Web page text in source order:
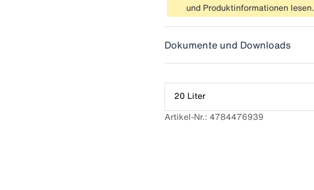
und Produktinformationen lesen.
Dokumente und Downloads
20 Liter
Artikel-Nr.: 4784476939